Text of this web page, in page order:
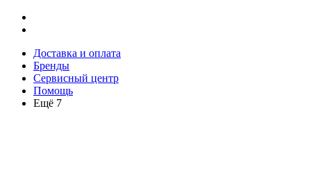
Доставка и оплата
Бренды
Сервисный центр
Помощь
Ещё 7